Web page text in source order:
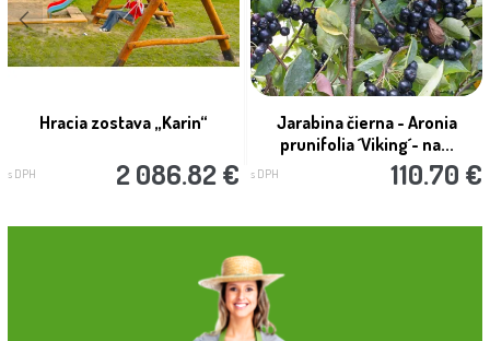
Hracia zostava „Karin“
s DPH 2 086.82 €
Jarabina čierna - Aronia
prunifolia ´Viking´- na...
s DPH 110.70 €